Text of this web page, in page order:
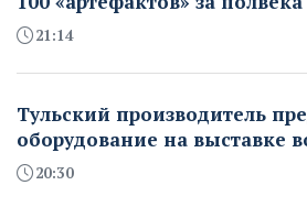
21:14
Тульский производитель
оборудование на выставке
20:30